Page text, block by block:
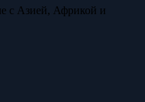
с Азией, Африкой и